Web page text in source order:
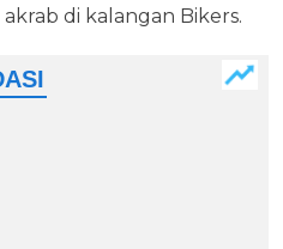
di kalangan Bikers.